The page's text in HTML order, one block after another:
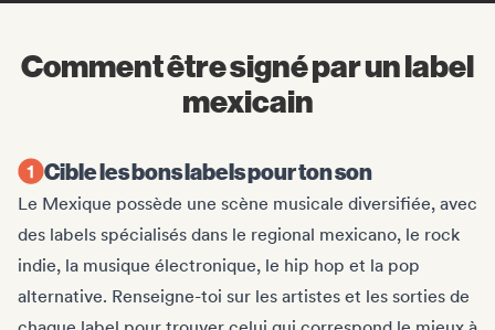
Comment être signé par un label
mexicain
Cible les bons labels pour ton son
Le Mexique possède une scène musicale diversifiée, avec
des labels spécialisés dans le regional mexicano, le rock
indie, la musique électronique, le hip hop et la pop
alternative. Renseigne-toi sur les artistes et les sorties de